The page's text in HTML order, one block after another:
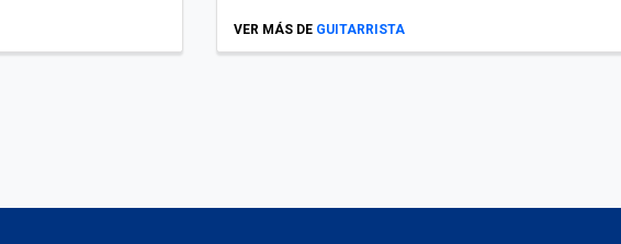
VER MÁS DE GUITARRISTA